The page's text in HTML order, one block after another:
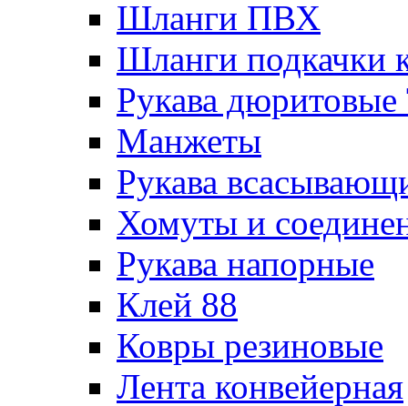
Шланги ПВХ
Шланги подкачки
Рукава
Манжеты
Рукава
Хомуты и
Рукава напорные
Клей 88
Ковры резиновые
Лента конвейерная